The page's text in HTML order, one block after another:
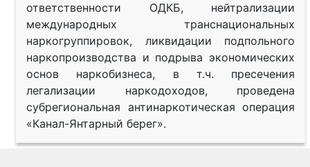
ответственности ОДКБ, нейтрализации
международных транснациональных
наркогруппировок, ликвидации подпольного
наркопроизводства и подрыва экономических
основ наркобизнеса, в т.ч. пресечения
легализации наркодоходов, проведена
субрегиональная антинаркотическая операция
«Канал-Янтарный берег».